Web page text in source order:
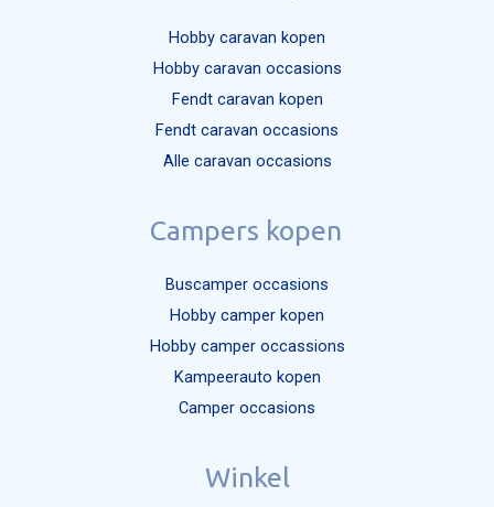
Hobby caravan kopen
Hobby caravan occasions
Fendt caravan kopen
Fendt caravan occasions
Alle caravan occasions
Campers kopen
Buscamper occasions
Hobby camper kopen
Hobby camper occassions
Kampeerauto kopen
Camper occasions
Winkel